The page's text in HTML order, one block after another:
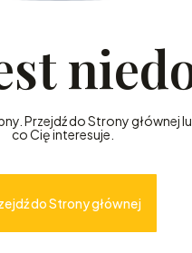
Przejdź do Strony głównej
co Cię interesuje.
do Strony głównej